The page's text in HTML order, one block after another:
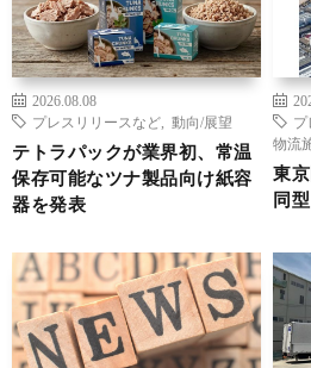
2026.08.08
プレスリリースなど
動向/展望
テトラパックが業界初、常温
保存可能なツナ製品向け紙容
器を発表
プ
物流
東
同